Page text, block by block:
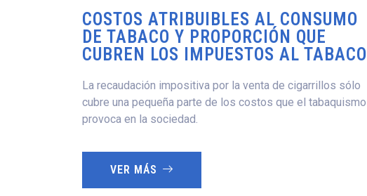
COSTOS ATRIBUIBLES AL CONSUMO
DE TABACO Y PROPORCIÓN QUE
CUBREN LOS IMPUESTOS AL TABACO
La recaudación impositiva por la venta de cigarrillos sólo
cubre una pequeña parte de los costos que el tabaquismo
provoca en la sociedad.
VER MÁS